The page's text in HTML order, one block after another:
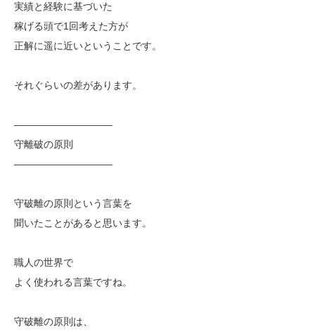
実績と経験に基づいた
稼げる頭で1回考えた方が
正解に遥に近いということです。
それぐらいの差があります。
——————————
守離破の原則
——————————
守破離の原則という言葉を
聞いたことがあると思います。
職人の世界で
よく使われる言葉ですね。
守破離の原則は、